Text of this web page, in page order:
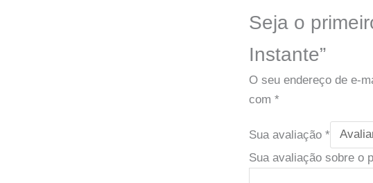
Seja o
Instante”
O seu endereço de e-
com *
Sua avaliação *
Sua avaliação sobre o